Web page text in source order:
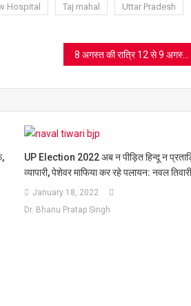
Hospital Taj mahal
Uttar Pradesh
8 अगस्त की रात्रि 12 से 9 अगस्त रात्रि 10 बजे तक ‘ई-उपवास’, जानिए क्या है ये
UP Election 2022 अब न पीड़ित हिन्दू न
व्यापारी, पेशेवर माफिया कर रहे पलायन: नवल
January 18, 2022
Dr. Bhanu Pratap Singh